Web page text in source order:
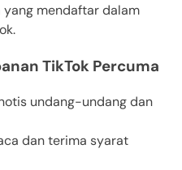
mendaftar dalam
TikTok Percuma
undang-undang dan
dan terima syarat